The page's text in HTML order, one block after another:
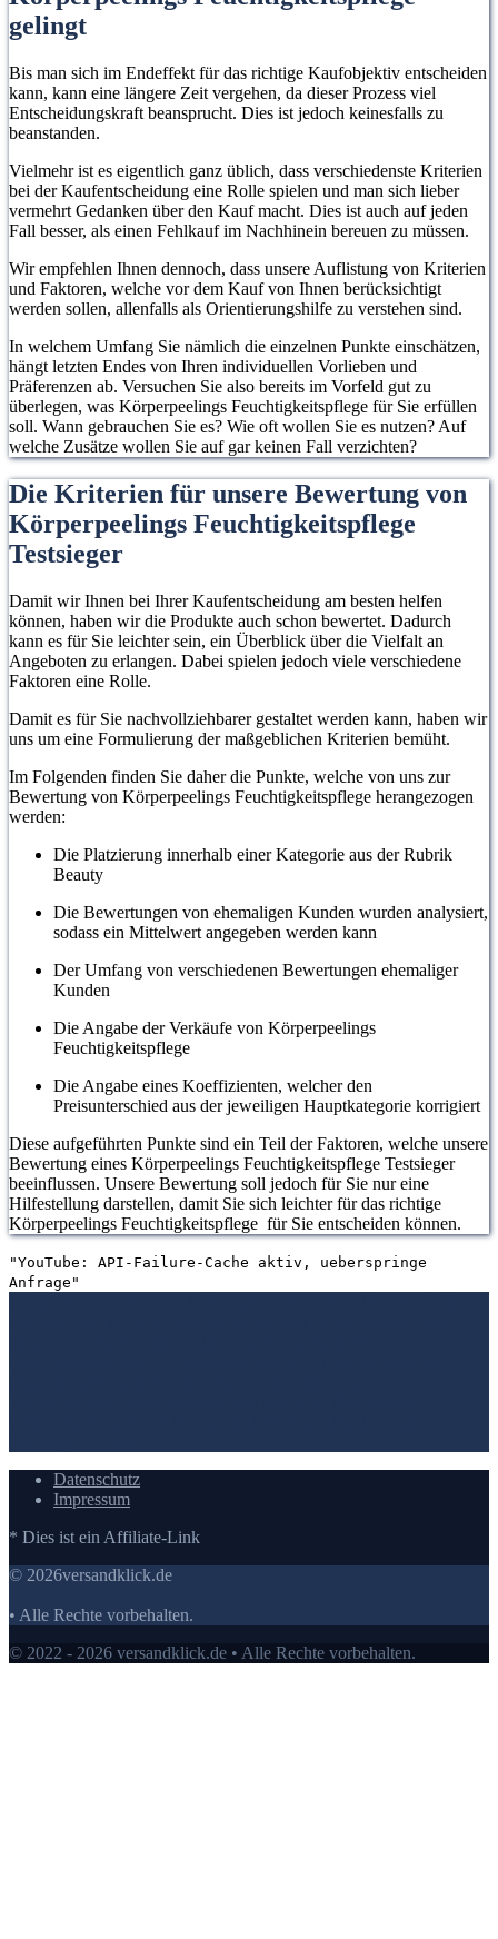
gelingt
Bis man sich im Endeffekt für das richtige Kaufobjektiv entscheiden
kann, kann eine längere Zeit vergehen, da dieser Prozess viel
Entscheidungskraft beansprucht. Dies ist jedoch keinesfalls zu
beanstanden.
Vielmehr ist es eigentlich ganz üblich, dass verschiedenste Kriterien
bei der Kaufentscheidung eine Rolle spielen und man sich lieber
vermehrt Gedanken über den Kauf macht. Dies ist auch auf jeden
Fall besser, als einen Fehlkauf im Nachhinein bereuen zu müssen.
Wir empfehlen Ihnen dennoch, dass unsere Auflistung von Kriterien
und Faktoren, welche vor dem Kauf von Ihnen berücksichtigt
werden sollen, allenfalls als Orientierungshilfe zu verstehen sind.
In welchem Umfang Sie nämlich die einzelnen Punkte einschätzen,
hängt letzten Endes von Ihren individuellen Vorlieben und
Präferenzen ab. Versuchen Sie also bereits im Vorfeld gut zu
überlegen, was Körperpeelings Feuchtigkeitspflege für Sie erfüllen
soll. Wann gebrauchen Sie es? Wie oft wollen Sie es nutzen? Auf
welche Zusätze wollen Sie auf gar keinen Fall verzichten?
Die Kriterien für unsere Bewertung von
Körperpeelings Feuchtigkeitspflege
Testsieger
Damit wir Ihnen bei Ihrer Kaufentscheidung am besten helfen
können, haben wir die Produkte auch schon bewertet. Dadurch
kann es für Sie leichter sein, ein Überblick über die Vielfalt an
Angeboten zu erlangen. Dabei spielen jedoch viele verschiedene
Faktoren eine Rolle.
Damit es für Sie nachvollziehbarer gestaltet werden kann, haben wir
uns um eine Formulierung der maßgeblichen Kriterien bemüht.
Im Folgenden finden Sie daher die Punkte, welche von uns zur
Bewertung von Körperpeelings Feuchtigkeitspflege herangezogen
werden:
Die Platzierung innerhalb einer Kategorie aus der Rubrik
Beauty
Die Bewertungen von ehemaligen Kunden wurden analysiert,
sodass ein Mittelwert angegeben werden kann
Der Umfang von verschiedenen Bewertungen ehemaliger
Kunden
Die Angabe der Verkäufe von Körperpeelings
Feuchtigkeitspflege
Die Angabe eines Koeffizienten, welcher den
Preisunterschied aus der jeweiligen Hauptkategorie korrigiert
Diese aufgeführten Punkte sind ein Teil der Faktoren, welche unsere
Bewertung eines Körperpeelings Feuchtigkeitspflege Testsieger
beeinflussen. Unsere Bewertung soll jedoch für Sie nur eine
Hilfestellung darstellen, damit Sie sich leichter für das richtige
Körperpeelings Feuchtigkeitspflege für Sie entscheiden können.
"YouTube: API-Failure-Cache aktiv, ueberspringe
Anfrage"
Datenschutz
Impressum
* Dies ist ein Affiliate-Link
© 2026versandklick.de
• Alle Rechte vorbehalten.
© 2022 - 2026 versandklick.de • Alle Rechte vorbehalten.